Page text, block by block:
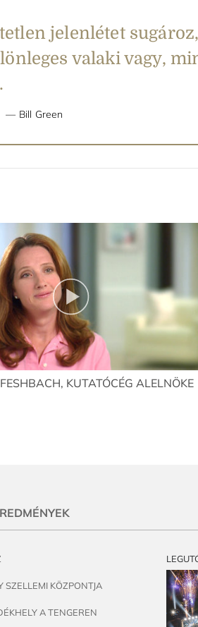
jelenlétet
valaki vagy,
Bill Green
KUTATÓCÉG ALELNÖKE
SZELLEMI KÖZPONTJA
A TENGEREN